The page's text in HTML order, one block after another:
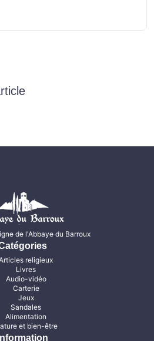
de l'Abbaye du Barroux
religieux
Livres
Audio-vidéo
Carterie
Jeux
Sandales
Alimentation
et bien-être
Information